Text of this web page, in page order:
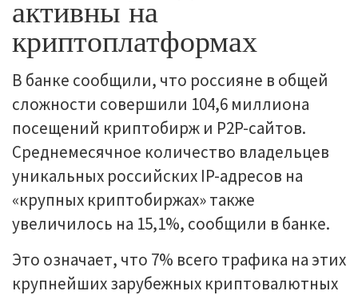
активны на
криптоплатформах
В банке сообщили, что россияне в общей
сложности совершили 104,6 миллиона
посещений криптобирж и P2P-сайтов.
Среднемесячное количество владельцев
уникальных российских IP-адресов на
«крупных криптобиржах» также
увеличилось на 15,1%, сообщили в банке.
Это означает, что 7% всего трафика на этих
крупнейших зарубежных криптовалютных